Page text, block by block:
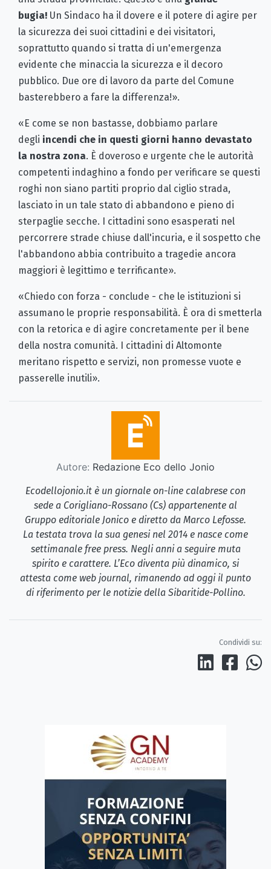
bugia! Un Sindaco ha il dovere e il potere di agire per
la sicurezza dei suoi cittadini e dei visitatori,
soprattutto quando si tratta di un'emergenza
evidente che minaccia la sicurezza e il decoro
pubblico. Due ore di lavoro da parte del Comune
basterebbero a fare la differenza!».
«E come se non bastasse, dobbiamo parlare
degli incendi che in questi giorni hanno devastato
la nostra zona. È doveroso e urgente che le autorità
competenti indaghino a fondo per verificare se questi
roghi non siano partiti proprio dal ciglio strada,
lasciato in un tale stato di abbandono e pieno di
sterpaglie secche. I cittadini sono esasperati nel
percorrere strade chiuse dall'incuria, e il sospetto che
l'abbandono abbia contribuito a tragedie ancora
maggiori è legittimo e terrificante».
«Chiedo con forza - conclude - che le istituzioni si
assumano le proprie responsabilità. È ora di smetterla
con la retorica e di agire concretamente per il bene
della nostra comunità. I cittadini di Altomonte
meritano rispetto e servizi, non promesse vuote e
passerelle inutili».
Autore: Redazione Eco dello Jonio
Ecodellojonio.it è un giornale on-line calabrese con
sede a Corigliano-Rossano (Cs) appartenente al
Gruppo editoriale Jonico e diretto da Marco Lefosse.
La testata trova la sua genesi nel 2014 e nasce come
settimanale free press. Negli anni a seguire muta
spirito e carattere. L’Eco diventa più dinamico, si
attesta come web journal, rimanendo ad oggi il punto
di riferimento per le notizie della Sibaritide-Pollino.
Condividi su: